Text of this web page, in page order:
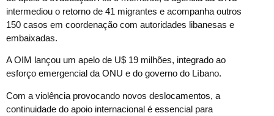
intermediou o retorno de 41 migrantes e acompanha outros
150 casos em coordenação com autoridades libanesas e
embaixadas.
A OIM lançou um apelo de U$ 19 milhões, integrado ao
esforço emergencial da ONU e do governo do Líbano.
Com a violência provocando novos deslocamentos, a
continuidade do apoio internacional é essencial para